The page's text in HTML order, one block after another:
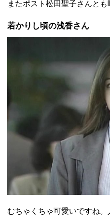
またポスト松田聖子さんとも
若かりし頃の浅香さん
むちゃくちゃ可愛いですね。